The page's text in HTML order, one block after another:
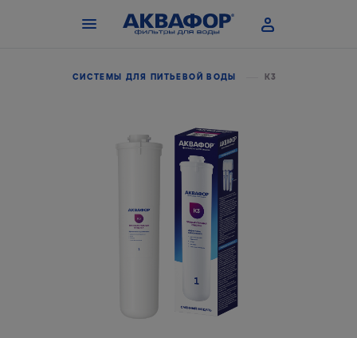
СИСТЕМЫ ДЛЯ ПИТЬЕВОЙ ВОДЫ К3